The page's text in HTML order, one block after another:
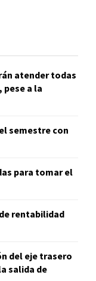
atender todas
pese a la
semestre con
para tomar el
rentabilidad
del eje trasero
salida de